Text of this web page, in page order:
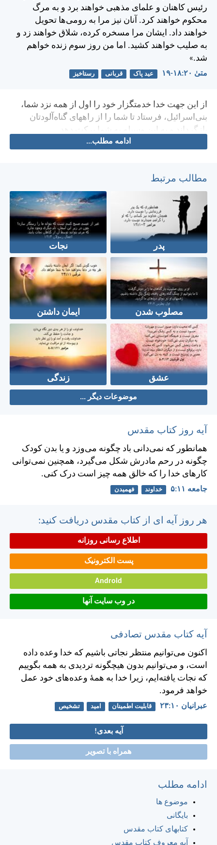
رئيس كاهنان و علمای مذهبی خواهند برد و به مرگ
محكوم خواهند كرد. آنان نيز مرا به رومی‌ها تحويل
خواهند داد. ايشان مرا مسخره كرده، شلاق خواهند زد و
به صليب خواهند كشيد. اما من روز سوم زنده خواهم
شد.»
متی‌ٰ ۲۰:‏۱۸-‏۱۹ عید پاک قربانی رستاخیز
از اين جهت خدا خدمتگزار خود را اول از همه نزد شما،
بنی‌اسرائيل، فرستاد تا شما را از راههای گناه‌آلودتان
بازگرداند و به اين وسيله به شما بركت دهد.
ادامه مطلب...
مطالب مرتبط
پدر نجات
مصلوب شدن ایمان داشتن
عشق زندگی
موضوعات دیگر ...
آیه روز کتاب مقدس
همانطور كه نمی‌دانی باد چگونه می‌وزد و يا بدن كودک
چگونه در رحم مادرش شكل می‌گيرد، همچنين نمی‌توانی
كارهای خدا را كه خالق همه چيز است درک كنی.
جامعه ۱۱:‏۵ خداوند فهمیدن
هر روز آیه ای از کتاب مقدس دریافت کنید:
اطلاع رسانی روزانه
پست الکترونیک
Android
در وب سایت آنها
آیه کتاب مقدس تصادفی
اكنون می‌توانيم منتظر نجاتی باشيم كه خدا وعده داده
است، و می‌توانيم بدون هيچگونه ترديدی به همه بگوييم
كه نجات يافته‌ايم، زيرا خدا به همهٔ وعده‌های خود عمل
خواهد فرمود.
عبرانيان ۱۰:‏۲۳ قابلیت اطمینان امید تشخیص
آیه بعدی!
همراه با تصویر
ادامه مطلب
موضوع ها
بایگانی
کتابهای کتاب مقدس
آیه معروف کتاب مقدس